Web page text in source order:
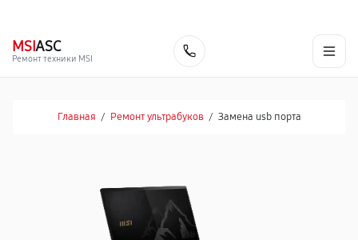
MSIASC
Ремонт техники MSI
Главная / Ремонт ультрабуков / Замена usb порта